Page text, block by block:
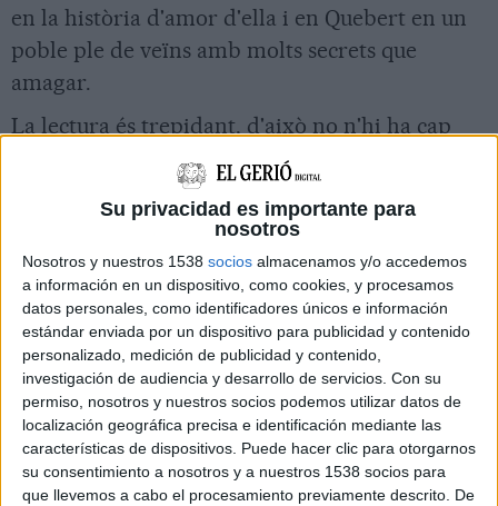
Su privacidad es importante para
nosotros
Nosotros y nuestros 1538 socios almacenamos y/o accedemos
a información en un dispositivo, como cookies, y procesamos
datos personales, como identificadores únicos e información
estándar enviada por un dispositivo para publicidad y contenido
personalizado, medición de publicidad y contenido,
investigación de audiencia y desarrollo de servicios. Con su
permiso, nosotros y nuestros socios podemos utilizar datos de
localización geográfica precisa e identificación mediante las
características de dispositivos. Puede hacer clic para otorgarnos
su consentimiento a nosotros y a nuestros 1538 socios para
que llevemos a cabo el procesamiento previamente descrito. De
en la història d'amor d'ella i en Quebert en un
poble ple de veïns amb molts secrets que
amagar.
La lectura és trepidant, d'això no n'hi ha cap
mena de dubte però, malauradament la
traducció al català, juntament amb els errors de
picatge, et faran entrebancar en més d'una
ocasió. En alguns moments dona la impressió
que ha utilitzat la traducció en anglès per
passar-la en català en comptes de prendre
l'original en francès. Deixant això de banda, és
una història que crema entre les mans i superat
l'equador resulta pràcticament impossible de
deixar anar.
Aquest any la Campana ha publicat en català la